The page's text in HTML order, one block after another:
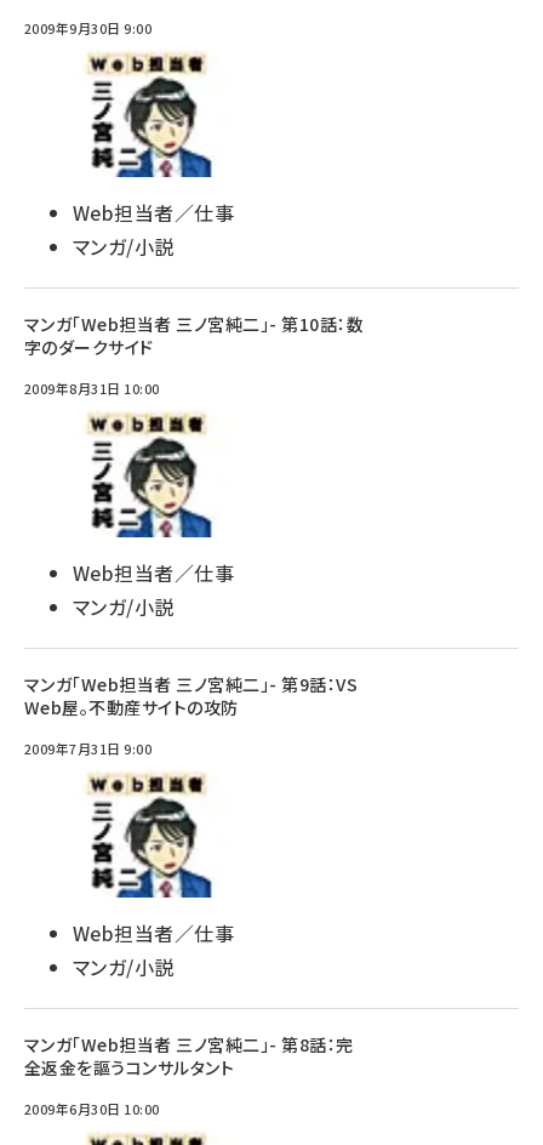
2009年9月30日 9:00
Web担当者／仕事
マンガ/小説
マンガ「Web担当者 三ノ宮純二」- 第10話：数
字のダークサイド
2009年8月31日 10:00
Web担当者／仕事
マンガ/小説
マンガ「Web担当者 三ノ宮純二」- 第9話：VS
Web屋。不動産サイトの攻防
2009年7月31日 9:00
Web担当者／仕事
マンガ/小説
マンガ「Web担当者 三ノ宮純二」- 第8話：完
全返金を謳うコンサルタント
2009年6月30日 10:00